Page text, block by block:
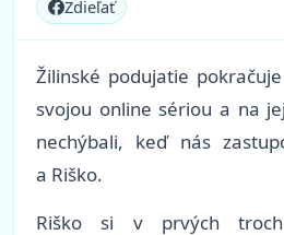
Zdieľať
Žilinské podujatie
svojou online sériou a na
nechýbali, keď nás
a Riško.
Riško si v prvých